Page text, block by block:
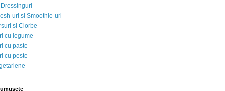
uri si Smoothie-uri
si Ciorbe
cu legume
cu paste
cu peste